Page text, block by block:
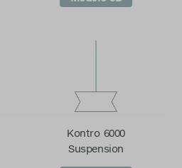
Kontro 6000
Suspension